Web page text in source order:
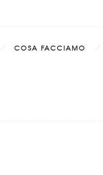
COSA FACCIAMO